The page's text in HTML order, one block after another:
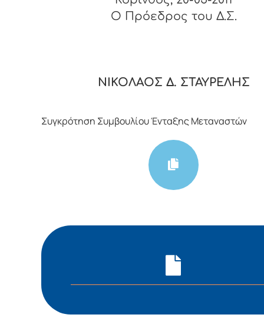
O Πρόεδρος του Δ.Σ.
ΝΙΚΟΛΑΟΣ Δ. ΣΤΑΥΡΕΛΗΣ
Συγκρότηση Συμβουλίου Ένταξης Μεταναστών